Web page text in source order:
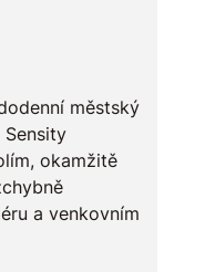
městský
okamžitě
a venkovním